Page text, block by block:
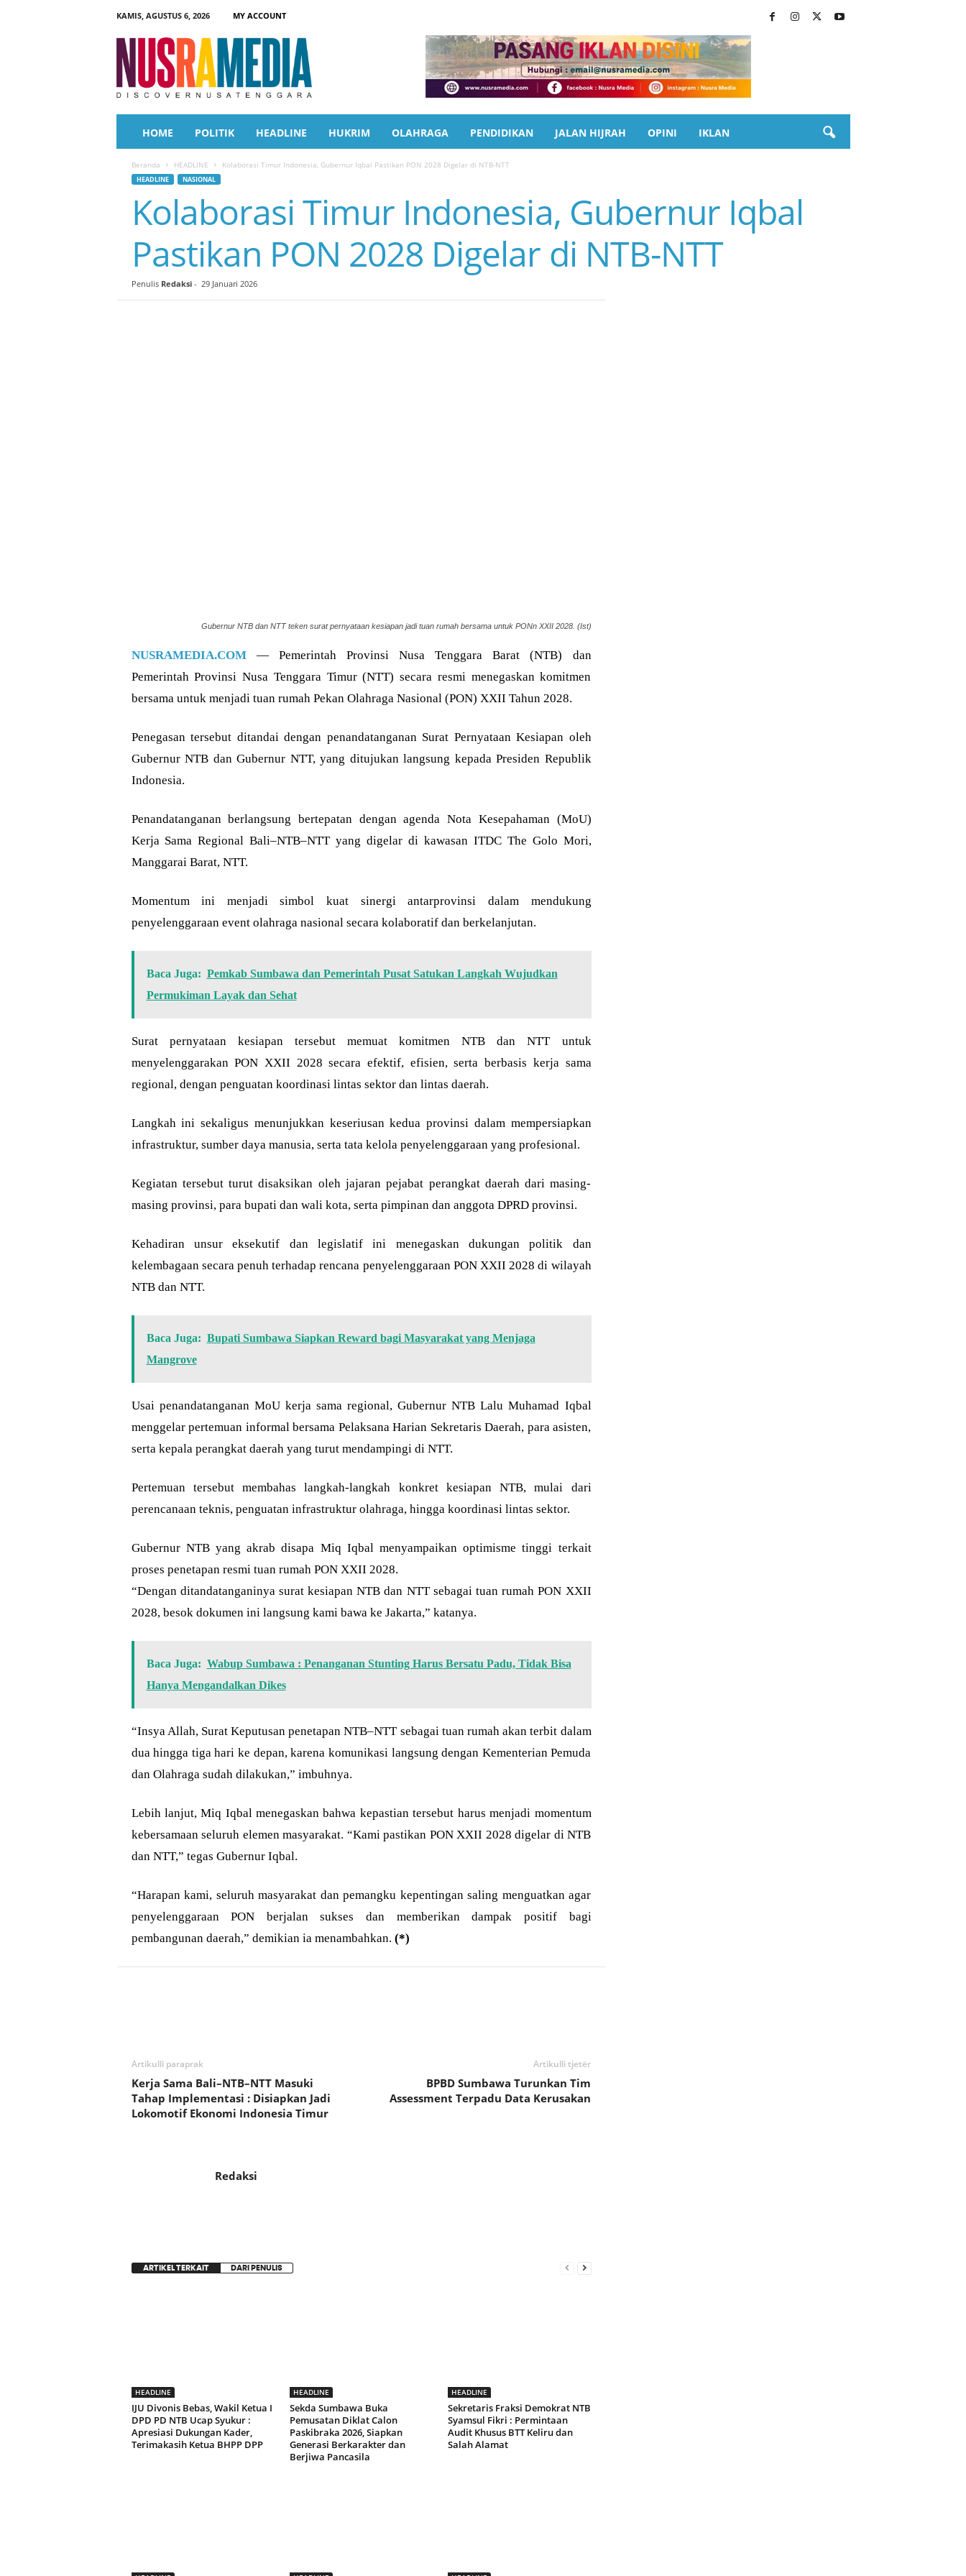
KAMIS, AGUSTUS 6, 2026
MY ACCOUNT
a
HOME POLITIK HEADLINE HUKRIM OLAHRAGA PENDIDIKAN JALAN HIJRAH OPINI IKLAN
Beranda HEADLINE Kolaborasi Timur Indonesia, Gubernur Iqbal Pastikan PON 2028 Digelar di NTB-NTT
HEADLINE NASIONAL
Kolaborasi Timur Indonesia, Gubernur Iqbal
Pastikan PON 2028 Digelar di NTB-NTT
Penulis Redaksi- 29 Januari 2026
Gubernur NTB dan NTT teken surat pernyataan kesiapan jadi tuan rumah bersama untuk PONn XXII 2028. (Ist)
NUSRAMEDIA.COM— Pemerintah Provinsi Nusa Tenggara Barat (NTB) dan
Pemerintah Provinsi Nusa Tenggara Timur (NTT) secara resmi menegaskan komitmen
bersama untuk menjadi tuan rumah Pekan Olahraga Nasional (PON) XXII Tahun 2028.
Penegasan tersebut ditandai dengan penandatanganan Surat Pernyataan Kesiapan oleh
Gubernur NTB dan Gubernur NTT, yang ditujukan langsung kepada Presiden Republik
Indonesia.
Penandatanganan berlangsung bertepatan dengan agenda Nota Kesepahaman (MoU)
Kerja Sama Regional Bali–NTB–NTT yang digelar di kawasan ITDC The Golo Mori,
Manggarai Barat, NTT.
Momentum ini menjadi simbol kuat sinergi antarprovinsi dalam mendukung
penyelenggaraan event olahraga nasional secara kolaboratif dan berkelanjutan.
Baca Juga: Pemkab Sumbawa dan Pemerintah Pusat Satukan Langkah Wujudkan
Permukiman Layak dan Sehat
Surat pernyataan kesiapan tersebut memuat komitmen NTB dan NTT untuk
menyelenggarakan PON XXII 2028 secara efektif, efisien, serta berbasis kerja sama
regional, dengan penguatan koordinasi lintas sektor dan lintas daerah.
Langkah ini sekaligus menunjukkan keseriusan kedua provinsi dalam mempersiapkan
infrastruktur, sumber daya manusia, serta tata kelola penyelenggaraan yang profesional.
Kegiatan tersebut turut disaksikan oleh jajaran pejabat perangkat daerah dari masing-
masing provinsi, para bupati dan wali kota, serta pimpinan dan anggota DPRD provinsi.
Kehadiran unsur eksekutif dan legislatif ini menegaskan dukungan politik dan
kelembagaan secara penuh terhadap rencana penyelenggaraan PON XXII 2028 di wilayah
NTB dan NTT.
Baca Juga: Bupati Sumbawa Siapkan Reward bagi Masyarakat yang Menjaga
Mangrove
Usai penandatanganan MoU kerja sama regional, Gubernur NTB Lalu Muhamad Iqbal
menggelar pertemuan informal bersama Pelaksana Harian Sekretaris Daerah, para asisten,
serta kepala perangkat daerah yang turut mendampingi di NTT.
Pertemuan tersebut membahas langkah-langkah konkret kesiapan NTB, mulai dari
perencanaan teknis, penguatan infrastruktur olahraga, hingga koordinasi lintas sektor.
Gubernur NTB yang akrab disapa Miq Iqbal menyampaikan optimisme tinggi terkait
proses penetapan resmi tuan rumah PON XXII 2028.
“Dengan ditandatanganinya surat kesiapan NTB dan NTT sebagai tuan rumah PON XXII
2028, besok dokumen ini langsung kami bawa ke Jakarta,” katanya.
Baca Juga: Wabup Sumbawa : Penanganan Stunting Harus Bersatu Padu, Tidak Bisa
Hanya Mengandalkan Dikes
“Insya Allah, Surat Keputusan penetapan NTB–NTT sebagai tuan rumah akan terbit dalam
dua hingga tiga hari ke depan, karena komunikasi langsung dengan Kementerian Pemuda
dan Olahraga sudah dilakukan,” imbuhnya.
Lebih lanjut, Miq Iqbal menegaskan bahwa kepastian tersebut harus menjadi momentum
kebersamaan seluruh elemen masyarakat. “Kami pastikan PON XXII 2028 digelar di NTB
dan NTT,” tegas Gubernur Iqbal.
“Harapan kami, seluruh masyarakat dan pemangku kepentingan saling menguatkan agar
penyelenggaraan PON berjalan sukses dan memberikan dampak positif bagi
pembangunan daerah,” demikian ia menambahkan. (*)
Artikulli paraprak
Kerja Sama Bali–NTB–NTT Masuki
Tahap Implementasi : Disiapkan Jadi
Lokomotif Ekonomi Indonesia Timur
Artikulli tjetër
BPBD Sumbawa Turunkan Tim
Assessment Terpadu Data Kerusakan
Redaksi
ARTIKEL TERKAIT DARI PENULIS
HEADLINE
IJU Divonis Bebas, Wakil Ketua I
DPD PD NTB Ucap Syukur :
Apresiasi Dukungan Kader,
Terimakasih Ketua BHPP DPP
HEADLINE
Sekda Sumbawa Buka
Pemusatan Diklat Calon
Paskibraka 2026, Siapkan
Generasi Berkarakter dan
Berjiwa Pancasila
HEADLINE
Sekretaris Fraksi Demokrat NTB
Syamsul Fikri : Permintaan
Audit Khusus BTT Keliru dan
Salah Alamat